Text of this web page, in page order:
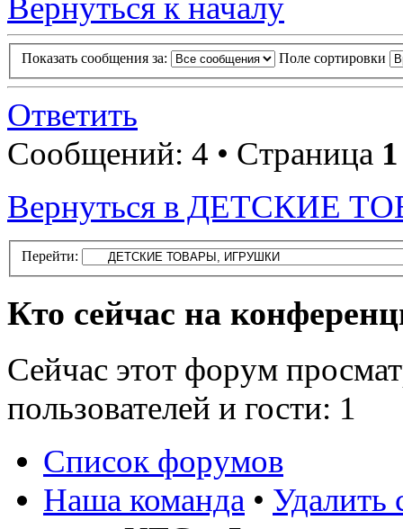
Показать сообщения за: Поле сортировки
Ответить
Сообщений: 4 • Страница 1
Вернуться в ДЕТСКИЕ
Перейти:
Кто сейчас на
Сейчас этот форум
пользователей и гости: 1
Список форумов
Наша команда • Удалить